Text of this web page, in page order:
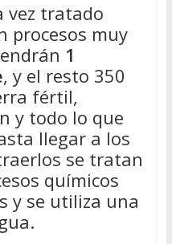
vez tratado
procesos muy
1
, y el resto 350
fértil,
y todo lo que
llegar a los
se tratan
químicos
y se utiliza una